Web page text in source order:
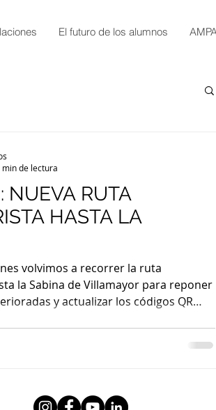
El futuro de los alumnos
NUEVA RUTA
HASTA LA
volvimos a recorrer la ruta
la Sabina de Villamayor para reponer
y actualizar los códigos QR
el recorrido, aprovechamos para
de nuestro cole.Una pequeña
min de lectura